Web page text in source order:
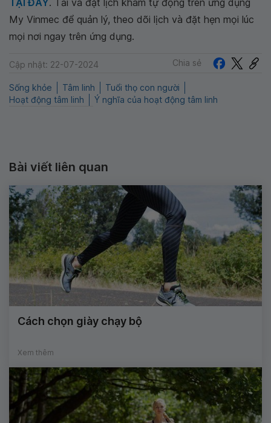
My Vinmec để quản lý, theo dõi lịch và đặt hẹn mọi lúc
mọi nơi ngay trên ứng dụng.
Cập nhật: 22-07-2024 Chia sẻ
Sống khỏe Tâm linh
Tuổi thọ con người
Hoạt động tâm linh
Ý nghĩa của hoạt động tâm linh
Bài viết liên quan
Cách chọn giày chạy bộ
Xem thêm